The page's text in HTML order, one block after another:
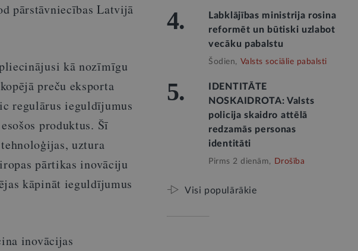
pārstāvniecības Latvijā
kā nozīmīgu
preču eksporta
regulārus ieguldījumus
produktus. Šī
uztura
pārtikas inovāciju
kāpināt ieguldījumus
inovācijas
4.
Labklājības ministrija rosina
reformēt un būtiski uzlabot
vecāku pabalstu
Šodien, Valsts sociālie pabalsti
5.
IDENTITĀTE
NOSKAIDROTA: Valsts
policija skaidro attēlā
redzamās personas
identitāti
Pirms 2 dienām, Drošība
Visi populārākie